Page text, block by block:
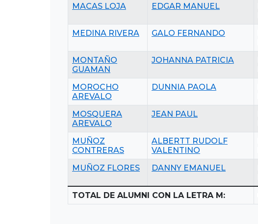
MACAS LOJA
EDGAR MANUEL
MEDINA RIVERA GALO FERNANDO
MONTAÑO
GUAMAN
JOHANNA PATRICIA
MOROCHO
AREVALO
DUNNIA PAOLA
MOSQUERA
AREVALO
JEAN PAUL
MUÑOZ
CONTRERAS
ALBERTT RUDOLF
VALENTINO
MUÑOZ FLORES DANNY EMANUEL
TOTAL DE ALUMNI CON LA LETRA M: